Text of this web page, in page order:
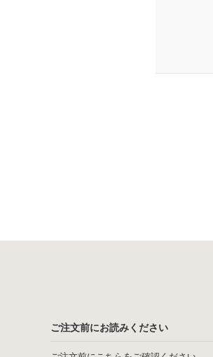
ご注文前にお読みください